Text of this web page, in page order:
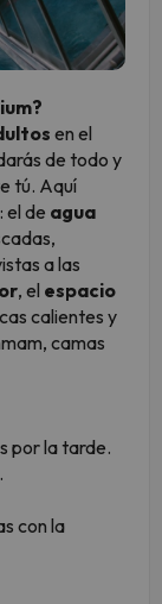
en el
de todo y
tú. Aquí
: el de agua
a las
, el espacio
calientes y
camas
por la tarde.
con la